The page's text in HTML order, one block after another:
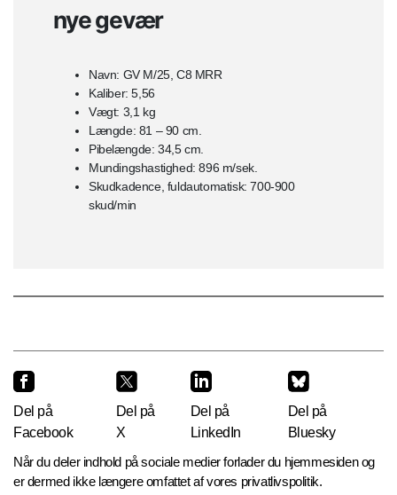
nye gevær
Navn: GV M/25, C8 MRR
Kaliber: 5,56
Vægt: 3,1 kg
Længde: 81 – 90 cm.
Pibelængde: 34,5 cm.
Mundingshastighed: 896 m/sek.
Skudkadence, fuldautomatisk: 700-900
skud/min
Del på
Facebook
Del på
X
Del på
LinkedIn
Del på
Bluesky
Når du deler indhold på sociale medier forlader du hjemmesiden og
er dermed ikke længere omfattet af vores privatlivspolitik.